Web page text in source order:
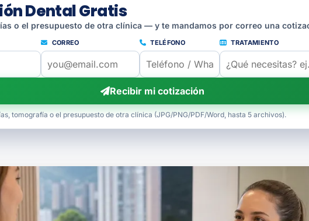
Dental Gratis
o el presupuesto de otra clínica — y te mandamos por correo una
CORREO TELÉFONO TRATAMIENTO
Recibir mi cotización
tomografía o el presupuesto de otra clínica (JPG/PNG/PDF/Word, hasta 5 archivos).